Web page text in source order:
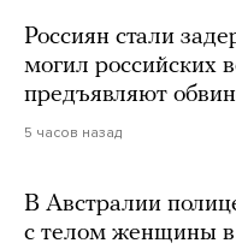
Россиян стали
могил российских
предъявляют
5 часов назад
В Австралии
с телом женщины в